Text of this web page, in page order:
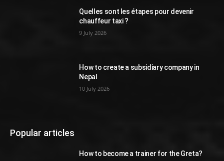
Quelles sont les étapes pour devenir
chauffeur taxi ?
9 July 2026
How to create a subsidiary company in
Nepal
10 July 2026
Popular articles
How to become a trainer for the Greta?